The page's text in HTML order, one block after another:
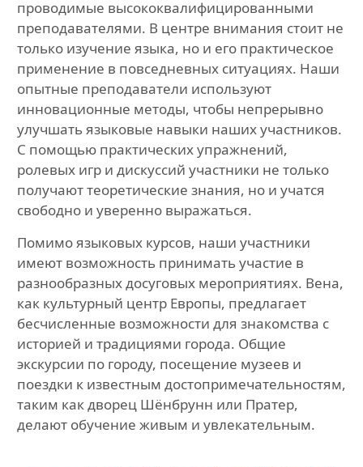
проводимые высококвалифицированными
преподавателями. В центре внимания стоит не
только изучение языка, но и его практическое
применение в повседневных ситуациях. Наши
опытные преподаватели используют
инновационные методы, чтобы непрерывно
улучшать языковые навыки наших участников.
С помощью практических упражнений,
ролевых игр и дискуссий участники не только
получают теоретические знания, но и учатся
свободно и уверенно выражаться.
Помимо языковых курсов, наши участники
имеют возможность принимать участие в
разнообразных досуговых мероприятиях. Вена,
как культурный центр Европы, предлагает
бесчисленные возможности для знакомства с
историей и традициями города. Общие
экскурсии по городу, посещение музеев и
поездки к известным достопримечательностям,
таким как дворец Шёнбрунн или Пратер,
делают обучение живым и увлекательным.